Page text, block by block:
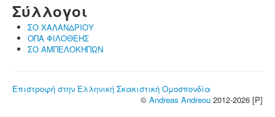
Σύλλογοι
ΣΟ ΧΑΛΑΝΔΡΙΟΥ
ΟΠΑ ΦΙΛΟΘΕΗΣ
ΣΟ ΑΜΠΕΛΟΚΗΠΩΝ
Επιστροφή στην Ελληνική Σκακιστική Ομοσπονδία
© Andreas Andreou 2012-2026 [P]